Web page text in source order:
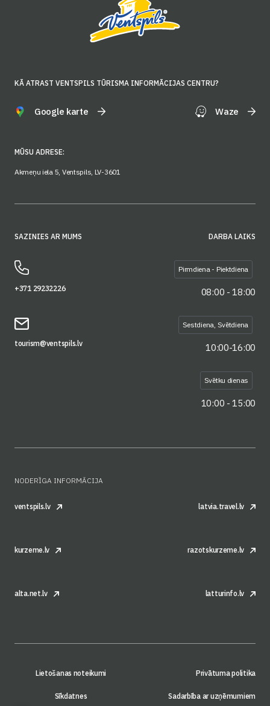
KĀ ATRAST VENTSPILS TŪRISMA INFORMĀCIJAS CENTRU?
Google karte Waze
MŪSU ADRESE:
Akmeņu iela 5, Ventspils, LV-3601
SAZINIES AR MUMS
+371 29232226
tourism@ventspils.lv
DARBA LAIKS
Pirmdiena - Piektdiena
08:00 - 18:00
Sestdiena, Svētdiena
10:00-16:00
Svētku dienas
10:00 - 15:00
NODERĪGA INFORMĀCIJA
ventspils.lv latvia.travel.lv
kurzeme.lv razotskurzeme.lv
alta.net.lv latturinfo.lv
Lietošanas noteikumi Privātuma politika
Sīkdatnes Sadarbība ar uzņēmumiem